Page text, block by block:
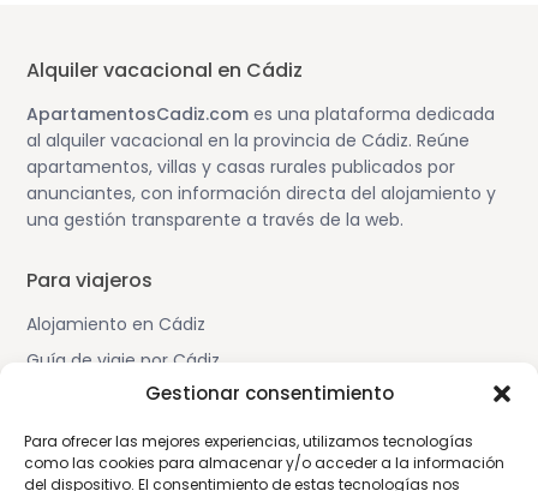
Gestionar consentimiento
Para ofrecer las mejores experiencias, utilizamos tecnologías
como las cookies para almacenar y/o acceder a la información
del dispositivo. El consentimiento de estas tecnologías nos
Alquiler vacacional en Cádiz
ApartamentosCadiz.com es una plataforma dedicada
al alquiler vacacional en la provincia de Cádiz. Reúne
apartamentos, villas y casas rurales publicados por
anunciantes, con información directa del alojamiento y
una gestión transparente a través de la web.
Para viajeros
Alojamiento en Cádiz
Guía de viaje por Cádiz
Cómo funciona la plataforma
Para propietarios